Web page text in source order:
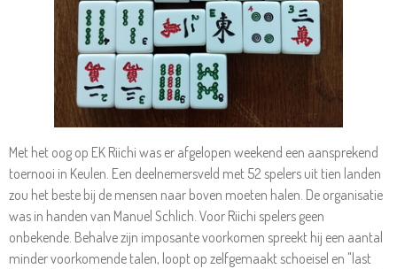
Met het oog op EK Riichi was er afgelopen weekend een aansprekend
toernooi in Keulen. Een deelnemersveld met 52 spelers uit tien landen
zou het beste bij de mensen naar boven moeten halen. De organisatie
was in handen van Manuel Schlich. Voor Riichi spelers geen
onbekende. Behalve zijn imposante voorkomen spreekt hij een aantal
minder voorkomende talen, loopt op zelfgemaakt schoeisel en "last